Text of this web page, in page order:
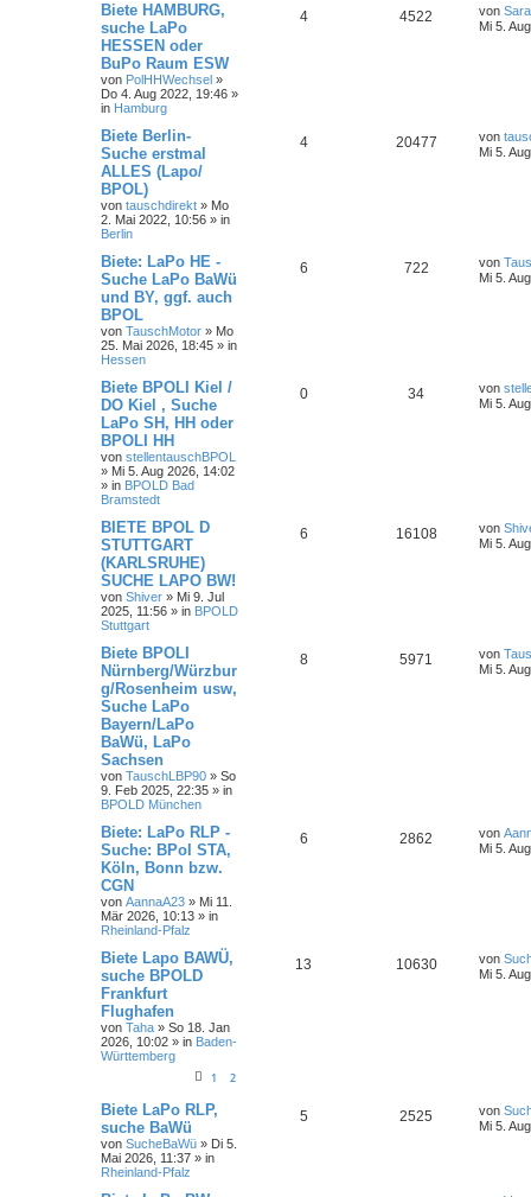
Biete HAMBURG,
suche LaPo
HESSEN oder
BuPo Raum ESW
von PolHHWechsel »
Do 4. Aug 2022, 19:46 »
in Hamburg
4 4522 von
Mi 5.
Biete Berlin-
Suche erstmal
ALLES (Lapo/
BPOL)
von tauschdirekt » Mo
2. Mai 2022, 10:56 » in
Berlin
4 20477 von
Mi 5.
Biete: LaPo HE -
Suche LaPo BaWü
und BY, ggf. auch
BPOL
von TauschMotor » Mo
25. Mai 2026, 18:45 » in
Hessen
6 722 von
Mi 5.
Biete BPOLI Kiel /
DO Kiel , Suche
LaPo SH, HH oder
BPOLI HH
von stellentauschBPOL
» Mi 5. Aug 2026, 14:02
» in BPOLD Bad
Bramstedt
0 34 von
Mi 5.
BIETE BPOL D
STUTTGART
(KARLSRUHE)
SUCHE LAPO BW!
von Shiver » Mi 9. Jul
2025, 11:56 » in BPOLD
Stuttgart
6 16108 von
Mi 5.
Biete BPOLI
Nürnberg/Würzbur
g/Rosenheim usw,
Suche LaPo
Bayern/LaPo
BaWü, LaPo
Sachsen
von TauschLBP90 » So
9. Feb 2025, 22:35 » in
BPOLD München
8 5971 von
Mi 5.
Biete: LaPo RLP -
Suche: BPol STA,
Köln, Bonn bzw.
CGN
von AannaA23 » Mi 11.
Mär 2026, 10:13 » in
Rheinland-Pfalz
6 2862 von
Mi 5.
Biete Lapo BAWÜ,
suche BPOLD
Frankfurt
Flughafen
von Taha » So 18. Jan
2026, 10:02 » in Baden-
Württemberg
1 2
13 10630 von
Mi 5.
Biete LaPo RLP,
suche BaWü
von SucheBaWü » Di 5.
Mai 2026, 11:37 » in
Rheinland-Pfalz
5 2525 von
Mi 5.